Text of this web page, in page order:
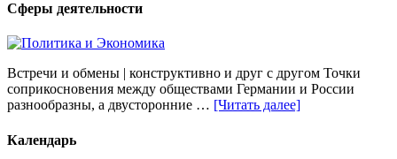
Сферы деятельности
Встречи и обмены | конструктивно и друг с другом Точки
соприкосновения между обществами Германии и России
разнообразны, а двусторонние … [Читать далее]
Календарь